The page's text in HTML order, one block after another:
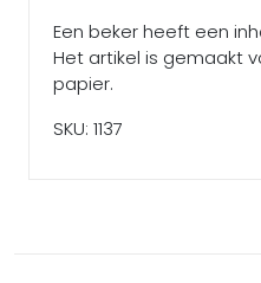
Een beker heeft een
Het artikel is gemaakt
papier.
SKU: 1137